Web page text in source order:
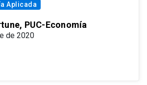
Aplicada
PUC-Economía
de 2020